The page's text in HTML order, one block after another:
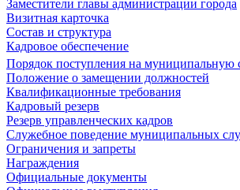
Заместители главы администрации города
Визитная карточка
Состав и структура
Кадровое обеспечение
Порядок поступления на муниципальную
Положение о замещении должностей
Квалификационные требования
Кадровый резерв
Резерв управленческих кадров
Служебное поведение муниципальных
Ограничения и запреты
Награждения
Официальные документы